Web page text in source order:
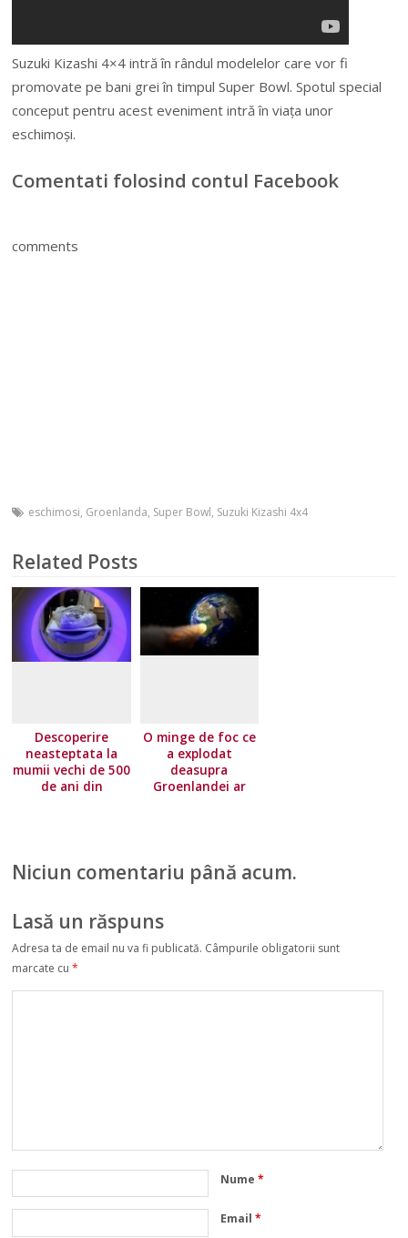
Suzuki Kizashi 4×4 intră în rândul modelelor care vor fi
promovate pe bani grei în timpul Super Bowl. Spotul special
conceput pentru acest eveniment intră în viaţa unor
eschimoşi.
Comentati folosind contul Facebook
comments
eschimosi, Groenlanda, Super Bowl, Suzuki Kizashi 4x4
Related Posts
Descoperire
neasteptata la
mumii vechi de 500
de ani din
O minge de foc ce
a explodat
deasupra
Groenlandei ar
Niciun comentariu până acum.
Lasă un răspuns
Adresa ta de email nu va fi publicată. Câmpurile obligatorii sunt
marcate cu*
Nume*
Email*